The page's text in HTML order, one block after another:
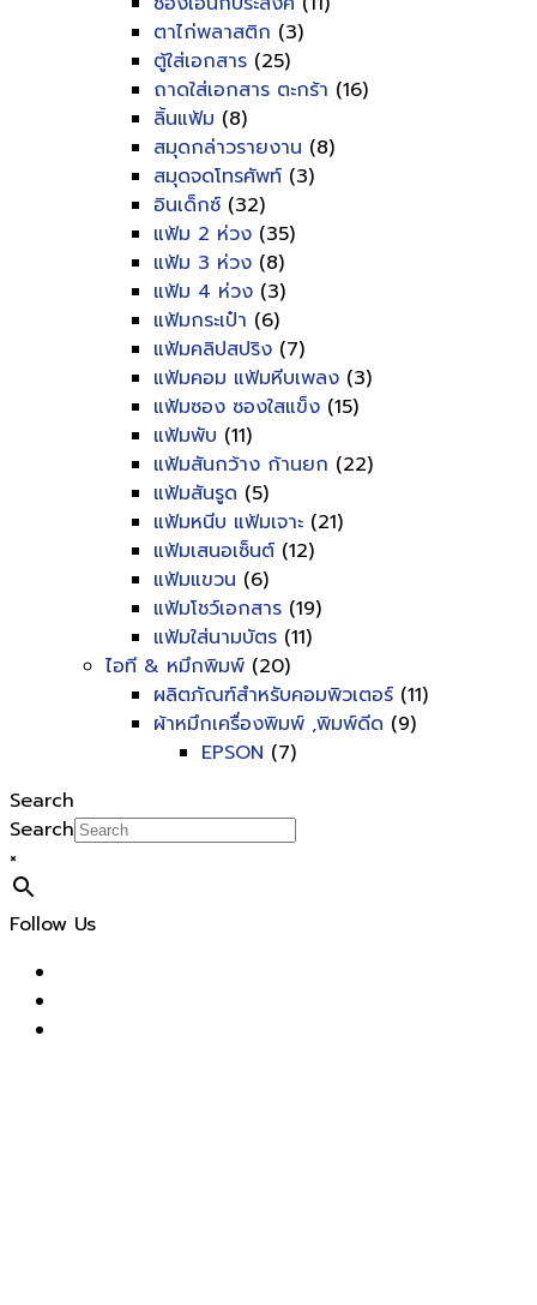
ตาไก่พลาสติก (3)
ตู้ใส่เอกสาร (25)
ถาดใส่เอกสาร ตะกร้า (16)
ลิ้นแฟ้ม (8)
สมุดกล่าวรายงาน (8)
สมุดจดโทรศัพท์ (3)
อินเด็กซ์ (32)
แฟ้ม 2 ห่วง (35)
แฟ้ม 3 ห่วง (8)
แฟ้ม 4 ห่วง (3)
แฟ้มกระเป๋า (6)
แฟ้มคลิปสปริง (7)
แฟ้มคอม แฟ้มหีบเพลง (3)
แฟ้มซอง ซองใสแข็ง (15)
แฟ้มพับ (11)
แฟ้มสันกว้าง ก้านยก (22)
แฟ้มสันรูด (5)
แฟ้มหนีบ แฟ้มเจาะ (21)
แฟ้มเสนอเซ็นต์ (12)
แฟ้มแขวน (6)
แฟ้มโชว์เอกสาร (19)
แฟ้มใส่นามบัตร (11)
ไอที & หมึกพิมพ์ (20)
ผลิตภัณฑ์สำหรับคอมพิวเตอร์ (11)
ผ้าหมึกเครื่องพิมพ์ ,พิมพ์ดีด (9)
EPSON (7)
Search
Search
×
Follow Us